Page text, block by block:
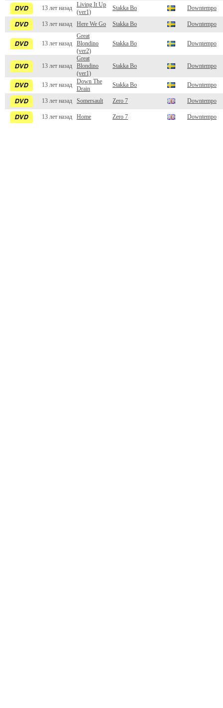
13 лет назад
Living It Up
(ver1)
Stakka Bo Downtempo
13 лет назад Here We Go Stakka Bo Downtempo
13 лет назад
Great
Blondino
(ver2)
Stakka Bo Downtempo
13 лет назад
Great
Blondino
(ver1)
Stakka Bo Downtempo
13 лет назад
Down The
Drain
Stakka Bo Downtempo
13 лет назад Somersault Zero 7 Downtempo
13 лет назад Home Zero 7 Downtempo